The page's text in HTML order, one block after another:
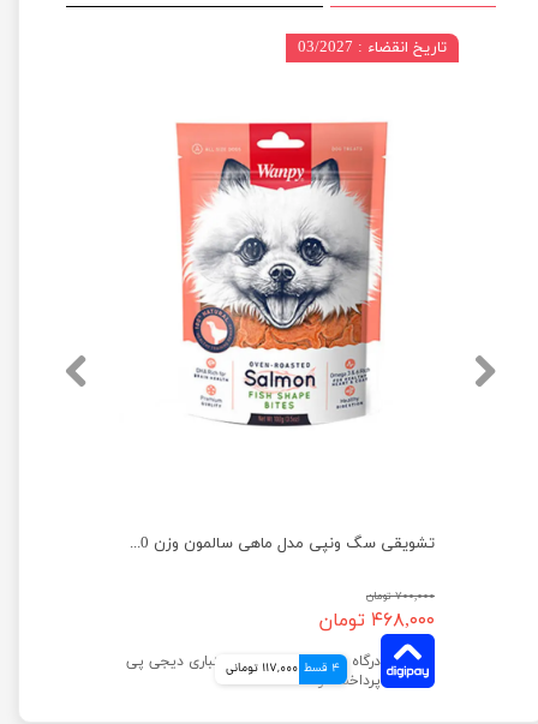
تشویقی سگ ونپی مدل ماهی سالمون وزن 100 گرم
۷۰۰,۰۰۰ تومان
۴۶۸,۰۰۰ تومان
4 قسط 117,000 تومانی
تاریخ انقضاء : 03/2027